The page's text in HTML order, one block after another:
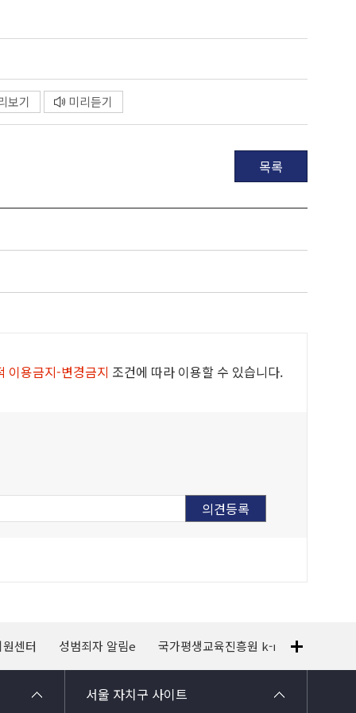
보기 미리듣기
목록
이용금지-변경금지 조건에 따라 이용할 수 있습니다.
센터 성범죄자 알림e 국가평생교육진흥원 k-mooc
서울 자치구 사이트